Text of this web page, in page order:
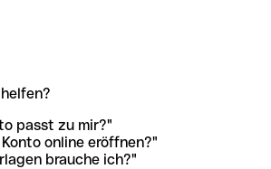
passt zu mir?"
online eröffnen?"
brauche ich?"